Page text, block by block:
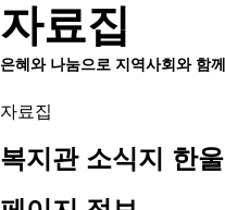
자료집
은혜와 나눔으로 지역사회와 함
자료집
복지관 소식지 한